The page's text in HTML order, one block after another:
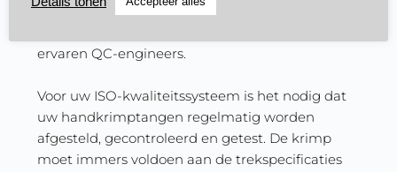
deze kwaliteit te kunnen waarborgen, beschikt
ervaren QC-engineers.
Voor uw ISO-kwaliteitssysteem is het nodig dat
uw handkrimptangen regelmatig worden
afgesteld, gecontroleerd en getest. De krimp
moet immers voldoen aan de trekspecificaties